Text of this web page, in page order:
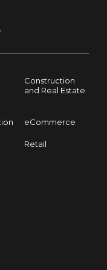
Construction
and Real Estate
eCommerce
Retail